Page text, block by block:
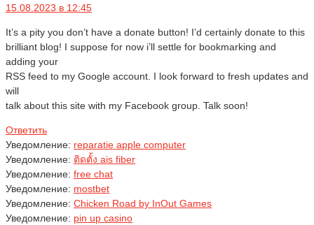
15.08.2023 в 12:45
It’s a pity you don’t have a donate button! I’d certainly donate to this
brilliant blog! I suppose for now i’ll settle for bookmarking and
adding your
RSS feed to my Google account. I look forward to fresh updates and
will
talk about this site with my Facebook group. Talk soon!
Ответить
Уведомление: reparatie apple computer
Уведомление: ติดตั้ง ais fiber
Уведомление: free chat
Уведомление: mostbet
Уведомление: Chicken Road by InOut Games
Уведомление: pin up casino